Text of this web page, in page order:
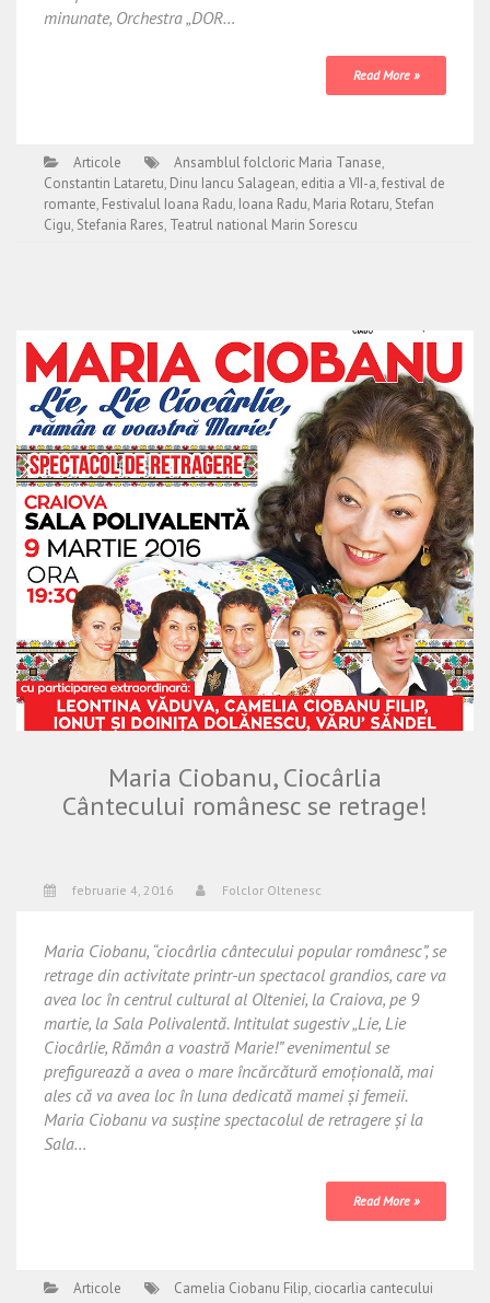
minunate, Orchestra „DOR…
Read More »
Articole Ansamblul folcloric Maria Tanase,
Constantin Lataretu, Dinu Iancu Salagean, editia a VII-a,festival de
romante, Festivalul Ioana Radu, Ioana Radu, Maria Rotaru, Stefan
Cigu, Stefania Rares, Teatrul national Marin Sorescu
Maria Ciobanu, Ciocârlia
Cântecului românesc se retrage!
februarie 4, 2016 Folclor Oltenesc
Maria Ciobanu, “ciocârlia cântecului popular românesc”, se
retrage din activitate printr-un spectacol grandios, care va
avea loc în centrul cultural al Olteniei, la Craiova, pe 9
martie, la Sala Polivalentă. Intitulat sugestiv „Lie, Lie
Ciocârlie, Rămân a voastră Marie!” evenimentul se
prefigurează a avea o mare încărcătură emoțională, mai
ales că va avea loc în luna dedicată mamei și femeii.
Maria Ciobanu va susține spectacolul de retragere și la
Sala…
Read More »
Articole Camelia Ciobanu Filip, ciocarlia cantecului